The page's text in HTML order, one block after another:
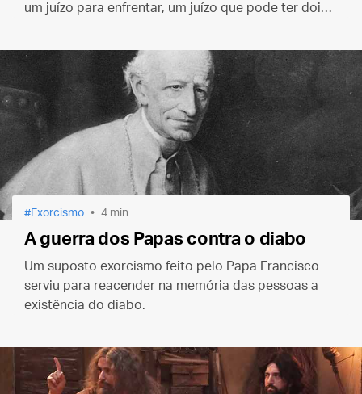
um juízo para enfrentar, um juízo que pode ter dois
Exorcismo 4 min
A guerra dos Papas contra o diabo
Um suposto exorcismo feito pelo Papa Francisco
serviu para reacender na memória das pessoas a
existência do diabo.